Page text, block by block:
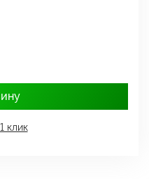
клик